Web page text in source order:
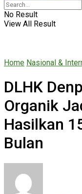
No Result
View All Result
Home Nasional &
DLHK
Organik
Hasilkan
Bulan